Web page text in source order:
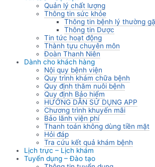
Quản lý chất lượng
Thông tin sức khỏe
Thông tin bệnh lý thường
Thông tin Dược
Tin tức hoạt động
Thành tựu chuyên môn
Đoàn Thanh Niên
Dành cho khách hàng
Nội quy bệnh viện
Quy trình khám chữa bệnh
Quy định thăm nuôi bệnh
Quy định Bảo hiểm
HƯỚNG DẪN SỬ DỤNG APP
Chương trình khuyến mãi
Bảo lãnh viện phí
Thanh toán không dùng tiền mặt
Hỏi đáp
Tra cứu kết quả khám bệnh
Lịch trực – Lịch khám
Tuyển dụng – Đào tạo